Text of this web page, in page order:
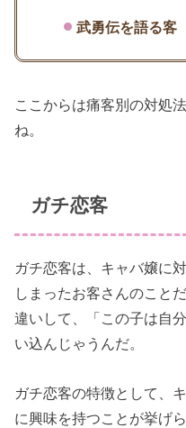
武勇伝を語る客
ここからは痛客別の対処
ね。
ガチ恋客
ガチ恋客は、キャバ嬢に
しまったお客さんのこと
違いして、「この子は自
い込んじゃうんだ。
ガチ恋客の特徴として、
に興味を持つことが挙げ